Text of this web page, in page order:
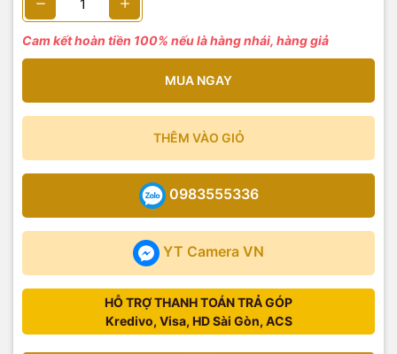
Cam kết hoàn tiền 100% nếu là hàng nhái, hàng giả
MUA NGAY
THÊM VÀO GIỎ
YT Camera VN
0983555336
HỖ TRỢ THANH TOÁN TRẢ GÓP
Kredivo, Visa, HD Sài Gòn, ACS